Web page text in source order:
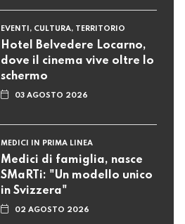
EVENTI, CULTURA, TERRITORIO
Hotel Belvedere Locarno,
dove il cinema vive oltre lo
schermo
03 AGOSTO 2026
MEDICI IN PRIMA LINEA
Medici di famiglia, nasce
SMaRTi: "Un modello unico
in Svizzera"
02 AGOSTO 2026